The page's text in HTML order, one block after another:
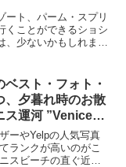
ート、パーム・スプリ
くことができるショシ
、少ないかもしれませ
ベスト・フォト・
、夕暮れ時のお散
”Venice
《ホップ
光バス＝75番停
ーやYelpの人気写真
ランクが高いのがこ
スビーチの直ぐ近